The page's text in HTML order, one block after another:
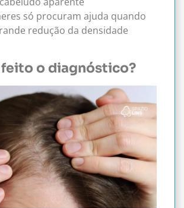
só procuram ajuda quando
redução da densidade
o diagnóstico?